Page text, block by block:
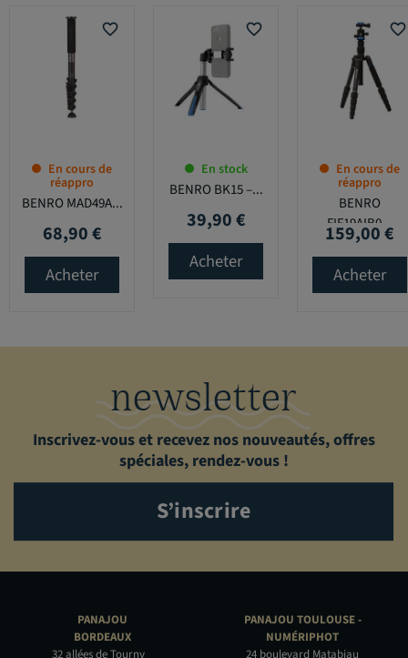
favorite_border
En cours de
réappro
BENRO MAD49A...
Prix
68,90 €
Acheter
favorite_border
En stock
BENRO BK15 –...
Prix
39,90 €
Acheter
favorite_border
En cours de
réappro
BENRO
FIF19AIB0...
Prix
159,00 €
Acheter
newsletter
Inscrivez-vous et recevez nos nouveautés, offres
spéciales, rendez-vous !
S’inscrire
PANAJOU
BORDEAUX
32 allées de Tourny
PANAJOU TOULOUSE -
NUMÉRIPHOT
24 boulevard Matabiau